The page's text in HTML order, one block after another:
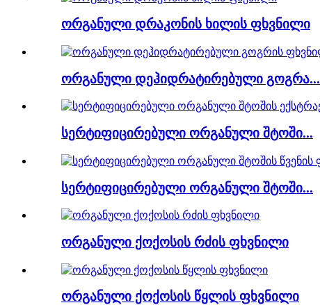
ორგანული დრაკონის ხილის ფხვნილი
ორგანული დეჰიდრატირებული გოგრა...
სერტიფიცირებული ორგანული შტოში...
სერტიფიცირებული ორგანული შტოში...
ორგანული ქოქოსის რძის ფხვნილი
ორგანული ქოქოსის წყლის ფხვნილი